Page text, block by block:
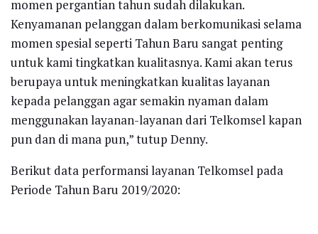
momen pergantian tahun sudah dilakukan.
Kenyamanan pelanggan dalam berkomunikasi selama
momen spesial seperti Tahun Baru sangat penting
untuk kami tingkatkan kualitasnya. Kami akan terus
berupaya untuk meningkatkan kualitas layanan
kepada pelanggan agar semakin nyaman dalam
menggunakan layanan-layanan dari Telkomsel kapan
pun dan di mana pun,” tutup Denny.
Berikut data performansi layanan Telkomsel pada
Periode Tahun Baru 2019/2020: